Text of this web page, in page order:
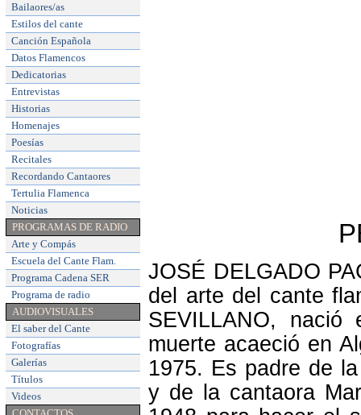
Bailaores/as
Estilos del cante
Canción Española
Datos Flamencos
Dedicatorias
Entrevistas
Historias
Homenajes
Poesías
Recitales
Recordando Cantaores
Tertulia Flamenca
Noticias
PROGRAMAS DE RADIO
Arte y Compás
Escuela del Cante Flam.
Programa Cadena SER
Programa de radio
AUDIOVISUALES
El saber del Cante
Fotografías
Galerías
Títulos
Videos
JOSÉ DELGADO
del arte del cante
SEVILLANO,
muerte acaeció en
1975. Es padre de
y de la cantaora